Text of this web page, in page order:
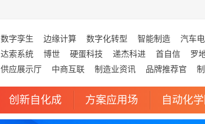
数字孪生 边缘计算 数字化转型 智能制造 汽车
达索系统 博世 硬蛋科技 递杰科进 首自信 罗
供应展示厅 中商互联 制造业资讯 品牌推荐官
创新自化成 方案应用场 自动化